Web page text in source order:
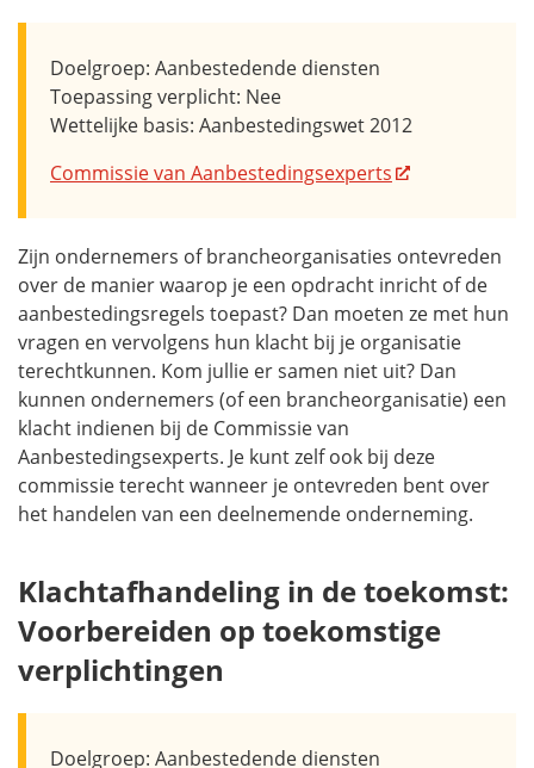
Doelgroep: Aanbestedende diensten
Toepassing verplicht: Nee
Wettelijke basis: Aanbestedingswet 2012
Commissie van Aanbestedingsexperts
Zijn ondernemers of brancheorganisaties ontevreden
over de manier waarop je een opdracht inricht of de
aanbestedingsregels toepast? Dan moeten ze met hun
vragen en vervolgens hun klacht bij je organisatie
terechtkunnen. Kom jullie er samen niet uit? Dan
kunnen ondernemers (of een brancheorganisatie) een
klacht indienen bij de Commissie van
Aanbestedingsexperts. Je kunt zelf ook bij deze
commissie terecht wanneer je ontevreden bent over
het handelen van een deelnemende onderneming.
Klachtafhandeling in de toekomst:
Voorbereiden op toekomstige
verplichtingen
Doelgroep: Aanbestedende diensten